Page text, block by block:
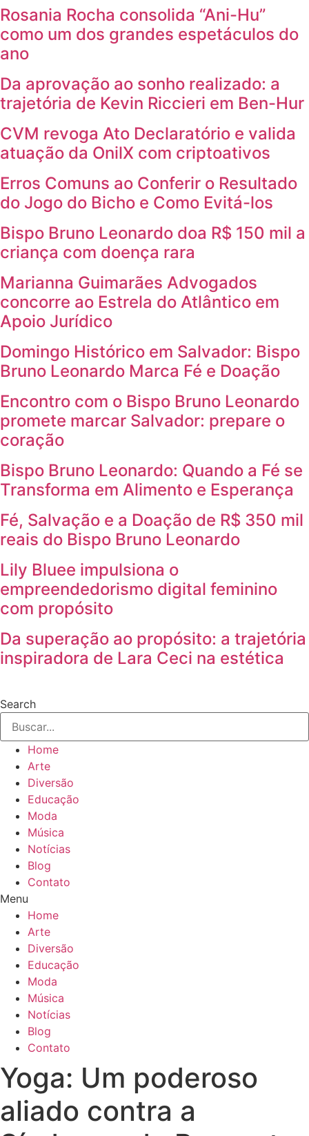
Rosania Rocha consolida “Ani-Hu”
como um dos grandes espetáculos do
ano
Da aprovação ao sonho realizado: a
trajetória de Kevin Riccieri em Ben-Hur
CVM revoga Ato Declaratório e valida
atuação da OnilX com criptoativos
Erros Comuns ao Conferir o Resultado
do Jogo do Bicho e Como Evitá-los
Bispo Bruno Leonardo doa R$ 150 mil a
criança com doença rara
Marianna Guimarães Advogados
concorre ao Estrela do Atlântico em
Apoio Jurídico
Domingo Histórico em Salvador: Bispo
Bruno Leonardo Marca Fé e Doação
Encontro com o Bispo Bruno Leonardo
promete marcar Salvador: prepare o
coração
Bispo Bruno Leonardo: Quando a Fé se
Transforma em Alimento e Esperança
Fé, Salvação e a Doação de R$ 350 mil
reais do Bispo Bruno Leonardo
Lily Bluee impulsiona o
empreendedorismo digital feminino
com propósito
Da superação ao propósito: a trajetória
inspiradora de Lara Ceci na estética
Search
Home
Arte
Diversão
Educação
Moda
Música
Notícias
Blog
Contato
Menu
Home
Arte
Diversão
Educação
Moda
Música
Notícias
Blog
Contato
Yoga: Um poderoso
aliado contra a